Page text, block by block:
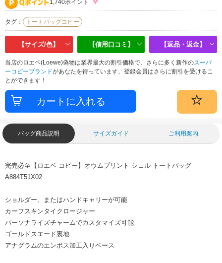
1,740ポイント
タグ： トートバッグコピー
【サイズ/色】 【信用口コミ】 【返品・返金】
当店のロエベ(Loewe)偽物は業界最大の割引価格で、さらに多く新作のスーパ
ーコピーブランドがあなたを待っています、登録会員はさらに割引を受けるこ
とができます！
バッグ商品説明 サイズガイド ご利用案内
完売必至【ロエベ コピー】オウムプリント シェル トートバッグ
A884T51X02
ショルダー、またはハンドキャリーが可能
カーフスキンタイクロージャー
パーソナライズチャームでカスタマイズ可能
ゴールドスエード裏地
アナグラムのエンボス加工入りベース